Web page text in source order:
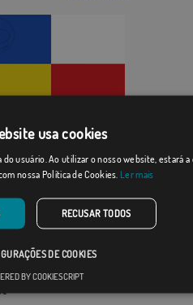
Marítimo
Desde: 18,37 €
usa cookies
usuário. Ao utilizar o nosso website, estará
nossa Política de Cookies. Ler mais
RECUSAR TODOS
DE COOKIES
BY COOKIESCRIPT